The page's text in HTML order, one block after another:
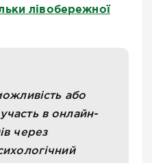
лівобережної
або
в онлайн-
через